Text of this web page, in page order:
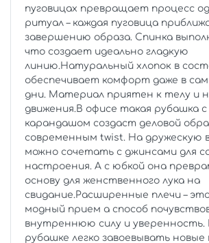
пуговицах превращает процесс
ритуал – каждая пуговица
завершению образа. Спинка
что создает идеально гладкую
линию.Натуральный хлопок в
обеспечивает комфорт даже в
дни. Материал приятен к телу и
движения.В офисе такая рубашка
карандашом создаст деловой
современным twist. На дружескую
можно сочетать с джинсами для
настроения. А с юбкой она
основу для женственного лука на
свидание.Расширенные плечи –
модный прием а способ
внутреннюю силу и уверенность.
рубашке легко завоевывать